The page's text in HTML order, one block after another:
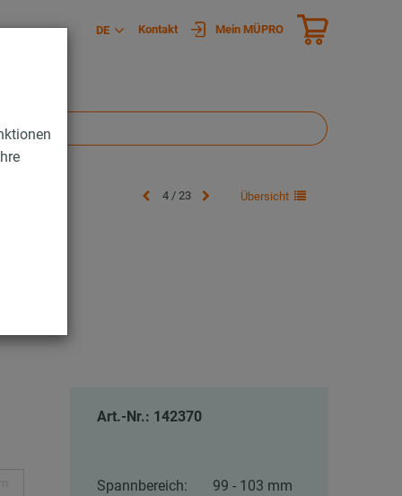
DE Kontakt Mein MÜPRO
4 / 23 Übersicht
Art.-Nr.: 142370
Spannbereich:
99 - 103 mm